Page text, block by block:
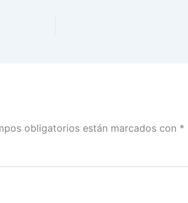
obligatorios están marcados con *